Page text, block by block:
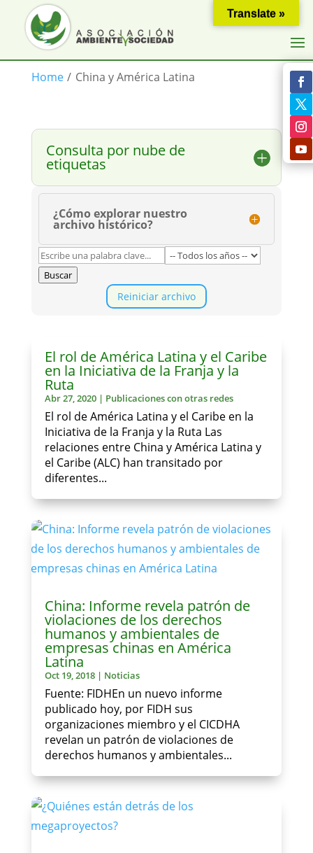
Home / China y América Latina
Consulta por nube de
etiquetas
¿Cómo explorar nuestro
archivo histórico?
Buscar
Reiniciar archivo
El rol de América Latina y el Caribe
en la Iniciativa de la Franja y la
Ruta
Abr 27, 2020| Publicaciones con otras redes
El rol de América Latina y el Caribe en la
Iniciativa de la Franja y la Ruta Las
relaciones entre China y América Latina y
el Caribe (ALC) han transitado por
diferentes...
China: Informe revela patrón de
violaciones de los derechos
humanos y ambientales de
empresas chinas en América
Latina
Oct 19, 2018| Noticias
Fuente: FIDHEn un nuevo informe
publicado hoy, por FIDH sus
organizaciones miembro y el CICDHA
revelan un patrón de violaciones de
derechos humanos y ambientales...
Translate »